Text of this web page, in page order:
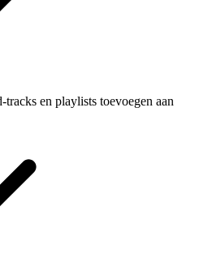
en playlists toevoegen aan